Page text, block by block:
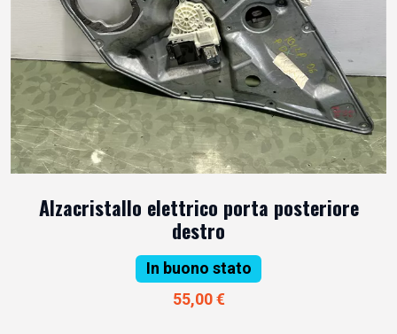
Alzacristallo elettrico porta posteriore
destro
In buono stato
55,00 €